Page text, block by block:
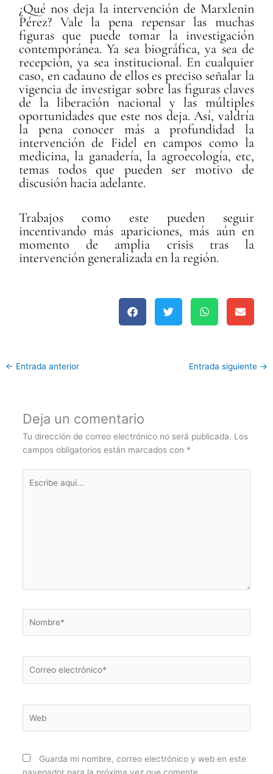
¿Qué nos deja la intervención de Marxlenin
Pérez? Vale la pena repensar las muchas
figuras que puede tomar la investigación
contemporánea. Ya sea biográfica, ya sea de
recepción, ya sea institucional. En cualquier
caso, en cadauno de ellos es preciso señalar la
vigencia de investigar sobre las figuras claves
de la liberación nacional y las múltiples
oportunidades que este nos deja. Así, valdría
la pena conocer más a profundidad la
intervención de Fidel en campos como la
medicina, la ganadería, la agroecología, etc,
temas todos que pueden ser motivo de
discusión hacia adelante.
Trabajos como este pueden seguir
incentivando más apariciones, más aún en
momento de amplia crisis tras la
intervención generalizada en la región.
← Entrada anterior Entrada siguiente →
Deja un comentario
Tu dirección de correo electrónico no será publicada. Los
campos obligatorios están marcados con *
aquí...
electrónico*
Guarda mi nombre, correo electrónico y web en este